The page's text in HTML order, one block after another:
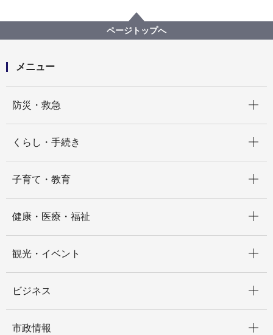
旭区を知る
よみがえる昭和の街並み 旭区風景写真アーカイブ
9.中白根
ページトップへ
メニュー
防災・救急
くらし・手続き
子育て・教育
健康・医療・福祉
観光・イベント
ビジネス
市政情報